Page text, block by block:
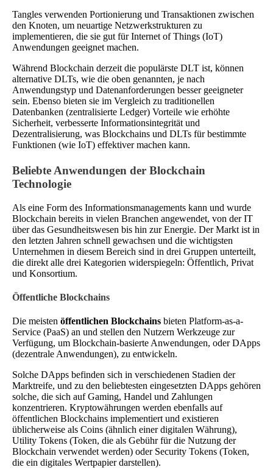
Tangles verwenden Portionierung und Transaktionen zwischen
den Knoten, um neuartige Netzwerkstrukturen zu
implementieren, die sie gut für Internet of Things (IoT)
Anwendungen geeignet machen.
Während Blockchain derzeit die populärste DLT ist, können
alternative DLTs, wie die oben genannten, je nach
Anwendungstyp und Datenanforderungen besser geeigneter
sein. Ebenso bieten sie im Vergleich zu traditionellen
Datenbanken (zentralisierte Ledger) Vorteile wie erhöhte
Sicherheit, verbesserte Informationsintegrität und
Dezentralisierung, was Blockchains und DLTs für bestimmte
Funktionen (wie IoT) effektiver machen kann.
Beliebte Anwendungen der Blockchain
Technologie
Als eine Form des Informationsmanagements kann und wurde
Blockchain bereits in vielen Branchen angewendet, von der IT
über das Gesundheitswesen bis hin zur Energie. Der Markt ist in
den letzten Jahren schnell gewachsen und die wichtigsten
Unternehmen in diesem Bereich sind in drei Gruppen unterteilt,
die direkt alle drei Kategorien widerspiegeln: Öffentlich, Privat
und Konsortium.
Öffentliche Blockchains
Die meisten öffentlichen Blockchains bieten Platform-as-a-
Service (PaaS) an und stellen den Nutzern Werkzeuge zur
Verfügung, um Blockchain-basierte Anwendungen, oder DApps
(dezentrale Anwendungen), zu entwickeln.
Solche DApps befinden sich in verschiedenen Stadien der
Marktreife, und zu den beliebtesten eingesetzten DApps gehören
solche, die sich auf Gaming, Handel und Zahlungen
konzentrieren. Kryptowährungen werden ebenfalls auf
öffentlichen Blockchains implementiert und existieren
üblicherweise als Coins (ähnlich einer digitalen Währung),
Utility Tokens (Token, die als Gebühr für die Nutzung der
Blockchain verwendet werden) oder Security Tokens (Token,
die ein digitales Wertpapier darstellen).